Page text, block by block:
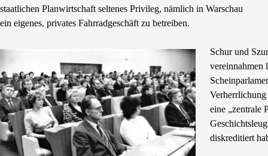
staatlichen Planwirtschaft seltenes Privileg, nämlich in Warschau
ein eigenes, privates Fahrradgeschäft zu betreiben.
Schur und
vereinnahmen
eine „zentrale
diskreditiert